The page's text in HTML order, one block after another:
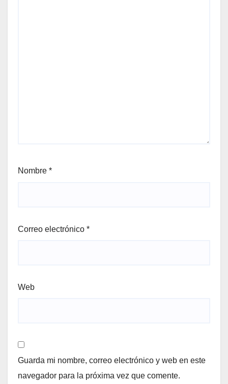
Nombre *
Correo electrónico *
Web
Guarda mi nombre, correo electrónico y web en este
navegador para la próxima vez que comente.